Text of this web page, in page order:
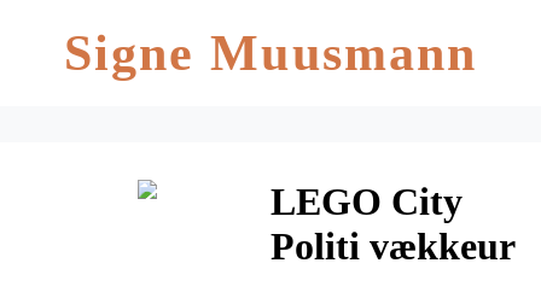
Signe Muusmann
LEGO City
Politi vækkeur